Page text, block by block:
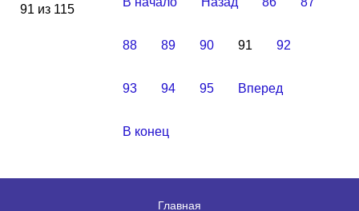
91 из 115
88 89 90 91 92
93 94 95 Вперед
В конец
Главная